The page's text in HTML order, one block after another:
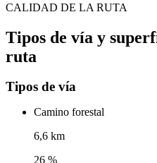
CALIDAD DE LA RUTA
Tipos de vía y
ruta
Tipos de vía
Camino forestal
6,6 km
26 %